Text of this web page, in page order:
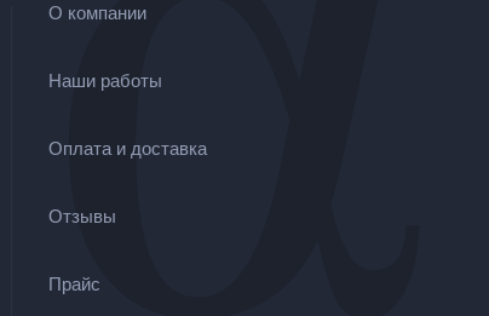
О компании
Наши работы
Оплата и доставка
Отзывы
Прайс